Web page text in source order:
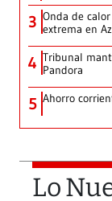
3 Onda de
extrema en
4 Tribunal
Pandora
5 Ahorro
Lo